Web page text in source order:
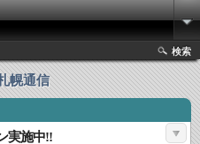
検索
幌通信
実施中‼︎